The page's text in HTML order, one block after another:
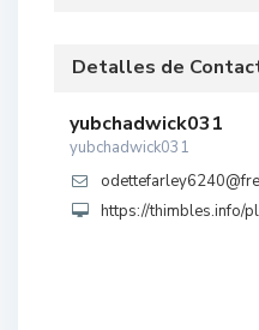
Detalles de
yubchadwick031
yubchadwick031
https://thimbles.info/